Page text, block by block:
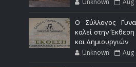
Unknown Aug
Ο Σύλλογος
καλεί στην
και Δημιουργιών
Unknown Aug